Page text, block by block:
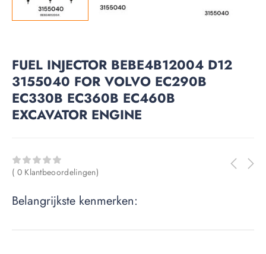
FUEL INJECTOR BEBE4B12004 D12
3155040 FOR VOLVO EC290B
EC330B EC360B EC460B
EXCAVATOR ENGINE
( 0 Klantbeoordelingen)
Belangrijkste kenmerken: